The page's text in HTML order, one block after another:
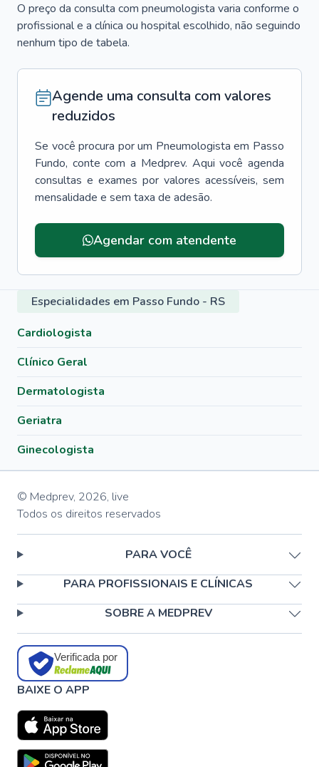
O preço da consulta com pneumologista varia conforme o
profissional e a clínica ou hospital escolhido, não seguindo
nenhum tipo de tabela.
Agende uma consulta com valores
reduzidos
Se você procura por um Pneumologista em Passo
Fundo, conte com a Medprev. Aqui você agenda
consultas e exames por valores acessíveis, sem
mensalidade e sem taxa de adesão.
Agendar com atendente
Especialidades em Passo Fundo - RS
Cardiologista
Clínico Geral
Dermatologista
Geriatra
Ginecologista
© Medprev, 2026, live
Todos os direitos reservados
PARA VOCÊ
PARA PROFISSIONAIS E CLÍNICAS
SOBRE A MEDPREV
Verificada por
BAIXE O APP